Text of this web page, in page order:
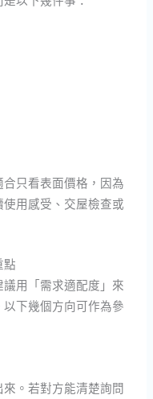
只看表面價格，因為
用感受、交屋檢查或
點
用「需求適配度」來
下幾個方向可作為參
。若對方能清楚詢問